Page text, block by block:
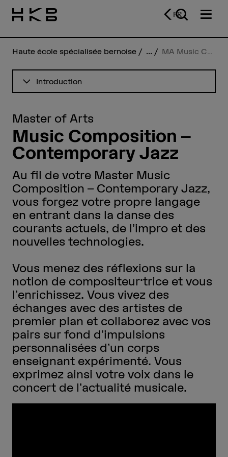
FR
Haute école spécialisée bernoise ...
Introduction
Master of Arts
Music Composition –
Contemporary Jazz
Au fil de votre Master Music
Composition – Contemporary Jazz,
vous forgez votre propre langage
en entrant dans la danse des
courants actuels, de l’impro et des
nouvelles technologies.
Vous menez des réflexions sur la
notion de compositeur·trice et vous
l’enrichissez. Vous vivez des
échanges avec des artistes de
premier plan et collaborez avec vos
pairs sur fond d’impulsions
personnalisées d’un corps
enseignant expérimenté. Vous
exprimez ainsi votre voix dans le
concert de l’actualité musicale.